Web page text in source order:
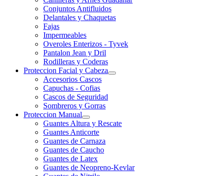
Conjuntos Antifluidos
Delantales y Chaquetas
Fajas
Impermeables
Overoles Enterizos - Tyvek
Pantalon Jean y Dril
Rodilleras y Coderas
Proteccion Facial y Cabeza
Accesorios Cascos
Capuchas - Cofias
Cascos de Seguridad
Sombreros y Gorras
Proteccion Manual
Guantes Altura y Rescate
Guantes Anticorte
Guantes de Carnaza
Guantes de Caucho
Guantes de Latex
Guantes de Neopreno-Kevlar